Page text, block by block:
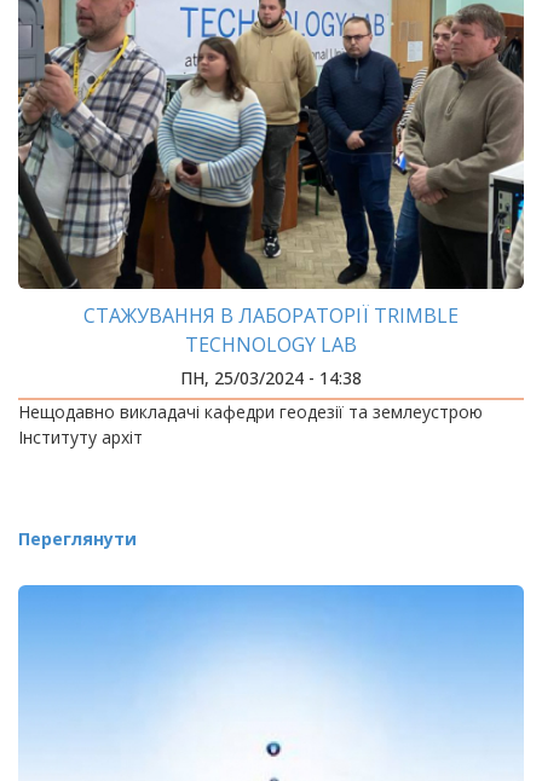
СТАЖУВАННЯ В ЛАБОРАТОРІЇ TRIMBLE
TECHNOLOGY LAB
ПН, 25/03/2024 - 14:38
Нещодавно викладачі кафедри геодезії та землеустрою
Інституту архіт
Переглянути